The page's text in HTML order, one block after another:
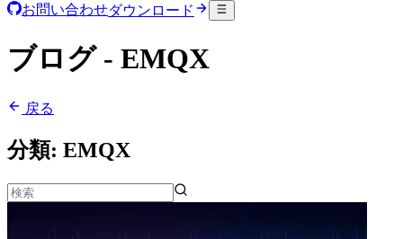
お問い合わせダウンロード
ブログ - EMQX
戻る
分類: EMQX